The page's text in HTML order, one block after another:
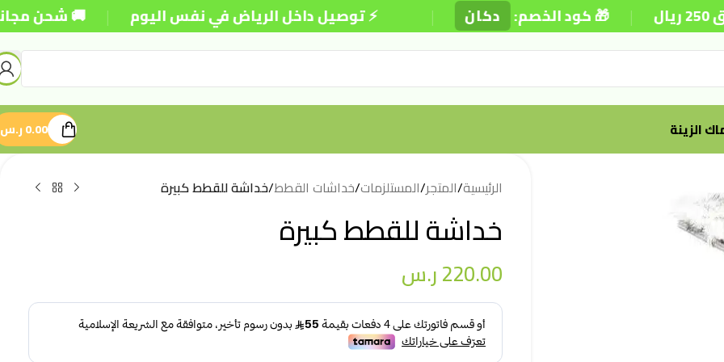
⚡ توصيل داخل الرياض في نفس اليوم | 🚚 شحن مجاني | 🎁 كود الخصم: دكان |
الزينة 0.00ر.س
الرئيسية/المتجر/المستلزمات/خداشات القطط/خداشة للقطط كبيرة
خداشة للقطط كبيرة
220.00ر.س